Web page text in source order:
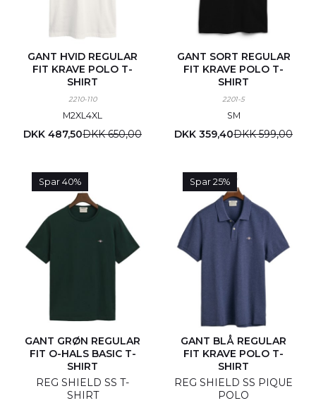
GANT HVID REGULAR
FIT KRAVE POLO T-
SHIRT
2210-110
M2XL 4XL
DKK 487,50DKK 650,00
GANT SORT REGULAR
FIT KRAVE POLO T-
SHIRT
2201-5
SM
DKK 359,40DKK 599,00
Spar 40%
GANT GRØN REGULAR
FIT O-HALS BASIC T-
SHIRT
REG SHIELD SS T-
SHIRT
Spar 25%
GANT BLÅ REGULAR
FIT KRAVE POLO T-
SHIRT
REG SHIELD SS PIQUE
POLO